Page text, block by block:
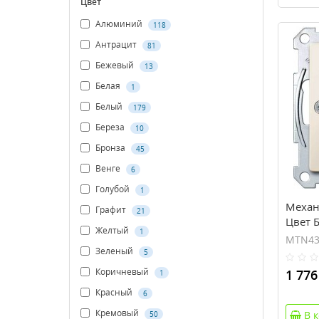
Алюминий
118
Антрацит 81
Бежевый 13
Белая 1
Белый 179
Береза 10
Бронза 45
Венге 6
Голубой 1
Графит 21
Желтый 1
Зеленый 5
Коричневый 1
Красный 6
Кремовый 50
Цвет
1 776
В